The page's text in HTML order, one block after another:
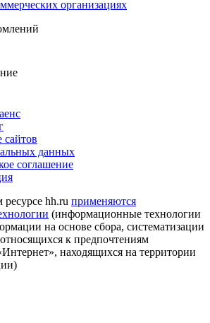
организациях
сайтов
данных
соглашение
hh.ru применяются
(информационные технологии
на основе сбора, систематизации
к предпочтениям
находящихся на территории